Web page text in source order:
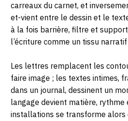
carreaux du carnet, et
et-vient entre le dessin et le
à la fois barrière, filtre et
l’écriture comme un tissu
Les lettres remplacent les
faire image ; les textes intimes,
dans un journal, dessinent un
langage devient matière, rythme
installations se transforme alors